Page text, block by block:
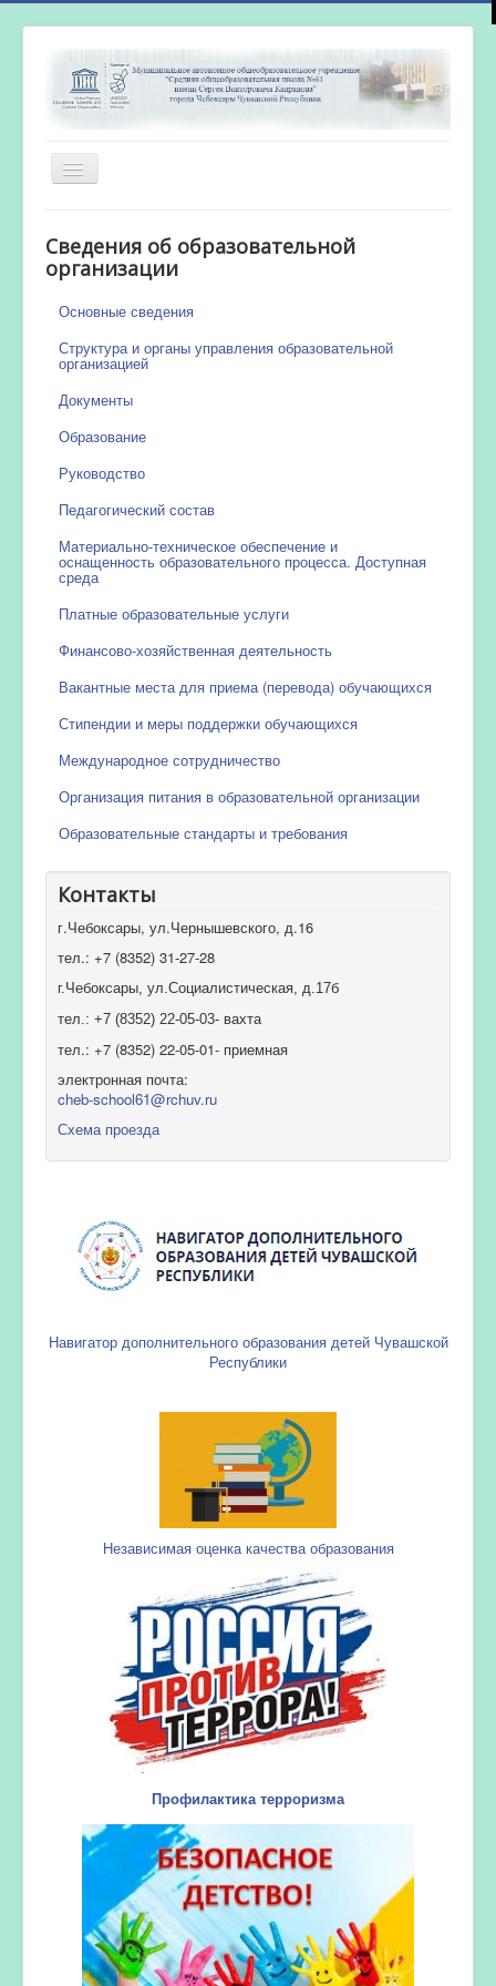
Включить/
выключить
Новости
Сведения об образовательной
организации
Основные сведения
Структура и органы управления образовательной
организацией
Документы
Образование
Руководство
Педагогический состав
Материально-техническое обеспечение и
оснащенность образовательного процесса. Доступная
среда
Платные образовательные услуги
Финансово-хозяйственная деятельность
Вакантные места для приема (перевода) обучающихся
Стипендии и меры поддержки обучающихся
Международное сотрудничество
Организация питания в образовательной организации
Образовательные стандарты и требования
Контакты
г.Чебоксары, ул.Чернышевского, д.16
тел.: +7 (8352) 31-27-28
г.Чебоксары, ул.Социалистическая, д.17б
тел.: +7 (8352) 22-05-03- вахта
тел.: +7 (8352) 22-05-01- приемная
электронная почта:
cheb-school61@rchuv.ru
Схема проезда
Навигатор дополнительного образования детей Чувашской
Республики
Независимая оценка качества образования
Профилактика терроризма